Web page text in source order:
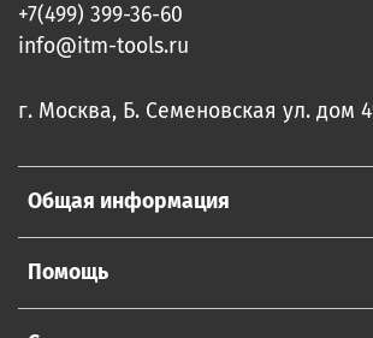
Общая информация
Помощь
+7(499) 399-36-60
info@itm-tools.ru
г. Москва, Б. Семеновская ул. дом